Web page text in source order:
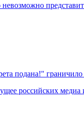
подана!"
российских